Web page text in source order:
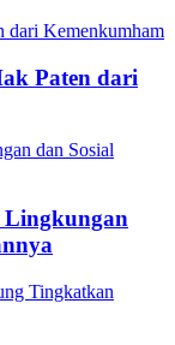
Paten dari
Lingkungan